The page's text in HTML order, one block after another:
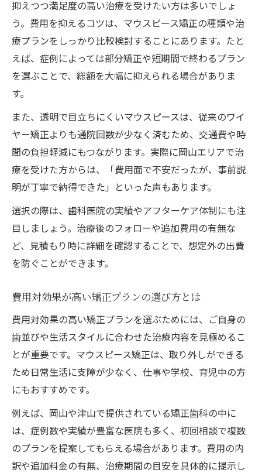
抑えつつ満足度の高い治療を受けたい方は多いでしょ
う。費用を抑えるコツは、マウスピース矯正の種類や治
療プランをしっかり比較検討することにあります。たと
えば、症例によっては部分矯正や短期間で終わるプラン
を選ぶことで、総額を大幅に抑えられる場合がありま
す。
また、透明で目立ちにくいマウスピースは、従来のワイ
ヤー矯正よりも通院回数が少なく済むため、交通費や時
間の負担軽減にもつながります。実際に岡山エリアで治
療を受けた方からは、「費用面で不安だったが、事前説
明が丁寧で納得できた」といった声もあります。
選択の際は、歯科医院の実績やアフターケア体制にも注
目しましょう。治療後のフォローや追加費用の有無な
ど、見積もり時に詳細を確認することで、想定外の出費
を防ぐことができます。
費用対効果が高い矯正プランの選び方とは
費用対効果の高い矯正プランを選ぶためには、ご自身の
歯並びや生活スタイルに合わせた治療内容を見極めるこ
とが重要です。マウスピース矯正は、取り外しができる
ため日常生活に支障が少なく、仕事や学校、育児中の方
にもおすすめです。
例えば、岡山や津山で提供されている矯正歯科の中に
は、症例数や実績が豊富な医院も多く、初回相談で複数
のプランを提案してもらえる場合があります。費用の内
訳や追加料金の有無、治療期間の目安を具体的に提示し